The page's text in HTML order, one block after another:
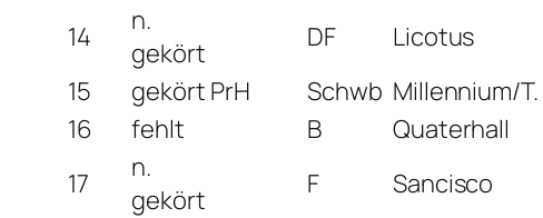
14
n.
gekört
DF Licotus
15
gekört PrH Schwb Millennium/T.
16
fehlt B Quaterhall
17
n.
gekört
F Sancisco